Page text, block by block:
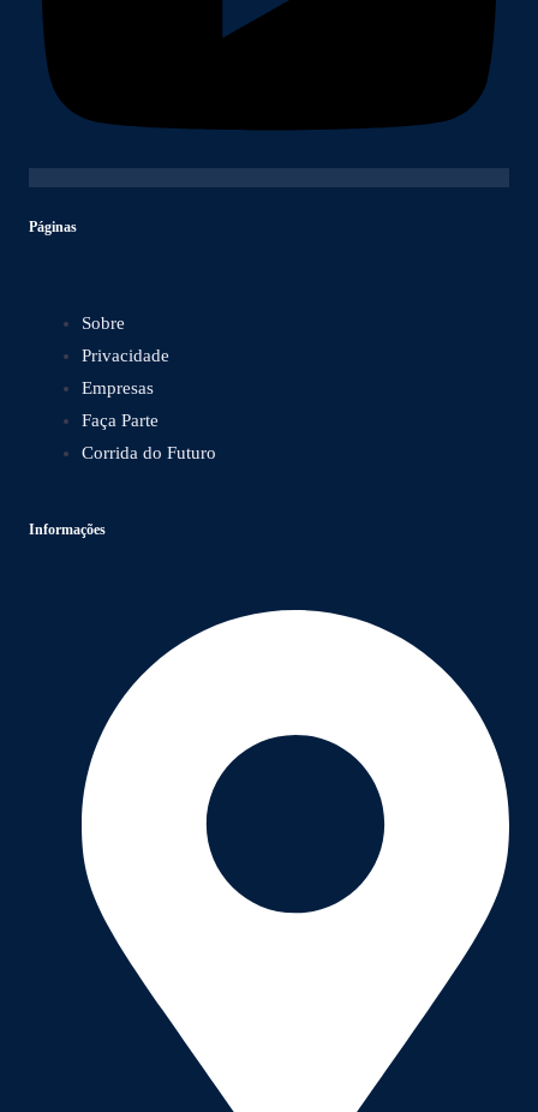
Páginas
Sobre
Privacidade
Empresas
Faça Parte
Corrida do Futuro
Informações